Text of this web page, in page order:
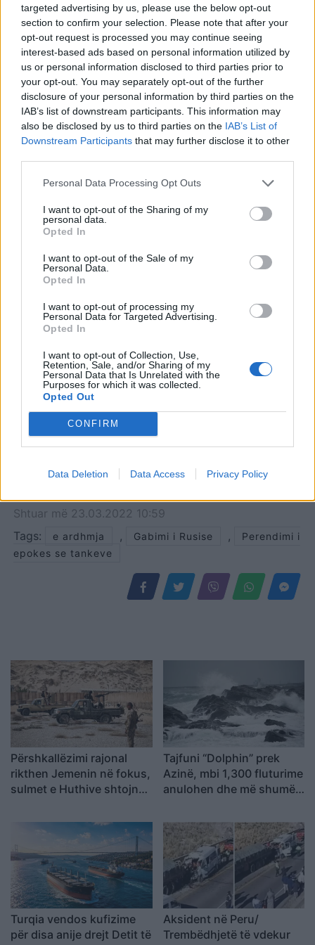
targeted advertising by us, please use the below opt-out
section to confirm your selection. Please note that after your
opt-out request is processed you may continue seeing
interest-based ads based on personal information utilized by
us or personal information disclosed to third parties prior to
your opt-out. You may separately opt-out of the further
disclosure of your personal information by third parties on the
IAB’s list of downstream participants. This information may
also be disclosed by us to third parties on the IAB’s List of
Downstream Participants that may further disclose it to other
Personal Data Processing Opt Outs
I want to opt-out of the Sharing of my
personal data.
Opted In
I want to opt-out of the Sale of my
Personal Data.
Opted In
I want to opt-out of processing my
Personal Data for Targeted Advertising.
Opted In
I want to opt-out of Collection, Use,
Retention, Sale, and/or Sharing of my
Personal Data that Is Unrelated with the
Purposes for which it was collected.
Opted Out
CONFIRM
Data Deletion Data Access Privacy Policy
Lajme të ngjashme:
Sistemet “Javelin”,
Shqipëria porosit “tmerrin”
e tankeve
Maqedonia i vjen në
ndihmë Ukrainës, i dhuron
tanke të epokës sovjetike
Gjermania marrëveshje
me Greqinë, shtohet
numri i tankeve për
Ukrainën
Shtuar më 23.03.2022 10:59
Tags:
e ardhmja , Gabimi i Rusise ,
Perendimi i
epokes se tankeve
Përshkallëzimi rajonal
rikthen Jemenin në fokus,
sulmet e Huthive shtojnë
luftës
Tajfuni “Dolphin” prek
Azinë, mbi 1,300 fluturime
anulohen dhe më shumë
evakuohen
Turqia vendos kufizime
për disa anije drejt Detit të
Aksident në Peru/
Trembëdhjetë të vdekur